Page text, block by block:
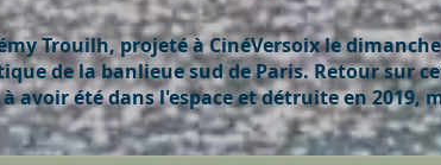
Trouilh, projeté à CinéVersoix le
de la banlieue sud de Paris. Retour sur
avoir été dans l'espace et détruite en 2019,